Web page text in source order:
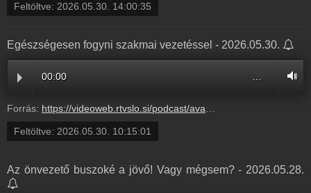
Feltöltve: 2026.05.30. 14:00:35
Egészségesen fogyni szakmai vezetéssel - 2026.05.30.
00:00
Forrás: https://videoweb.rtvslo.si/podcast/ava_archive11/2026/05/30/Egszsg311488.mp3
Feltöltve: 2026.05.30. 10:15:01
Az önvezető buszoké a jövő! Vagy mégsem? - 2026.05.28.